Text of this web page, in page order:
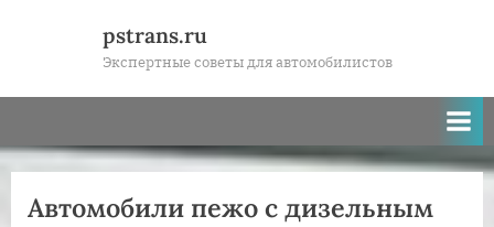
pstrans.ru
Экспертные советы для автомобилистов
Автомобили пежо с дизельным